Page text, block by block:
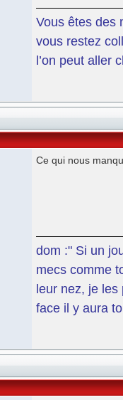
Vous êtes des
vous restez
l’on peut aller
Ce qui nous
dom :" Si un
mecs comme
leur nez, je les
face il y aura